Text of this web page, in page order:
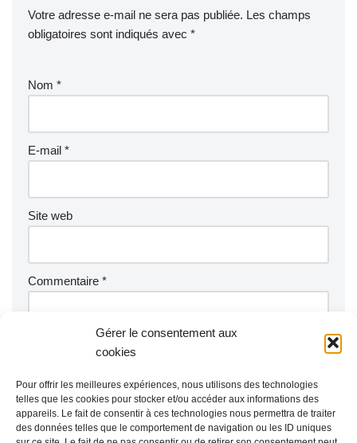
Gérer le consentement aux
cookies
Pour offrir les meilleures expériences, nous utilisons des technologies
telles que les cookies pour stocker et/ou accéder aux informations des
appareils. Le fait de consentir à ces technologies nous permettra de traiter
des données telles que le comportement de navigation ou les ID uniques
Votre adresse e-mail ne sera pas publiée. Les champs
obligatoires sont indiqués avec *
Nom *
E-mail *
Site web
Commentaire *